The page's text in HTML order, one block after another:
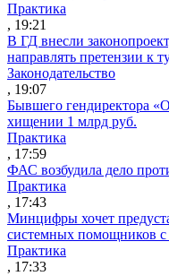
Практика
, 19:21
В ГД внесли
направлять претензии к
Законодательство
, 19:07
Бывшего гендиректора
хищении 1 млрд руб.
Практика
, 17:59
ФАС возбудила дело
Практика
, 17:43
Минцифры хочет
системных помощников
Практика
, 17:33